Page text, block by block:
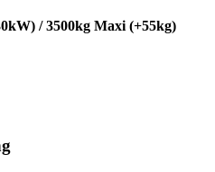
/ 3500kg Maxi (+55kg)